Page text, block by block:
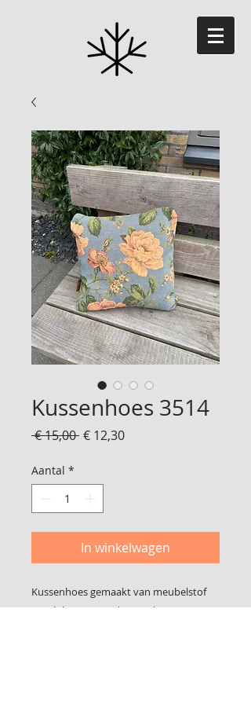
Kussenhoes 3514
€ 15,00 Normale
€ 12,30Verkoopprijs
Aantal *
In winkelwagen
Kussenhoes gemaakt van meubelstof
Geschikt voor een binnen kussen van 45